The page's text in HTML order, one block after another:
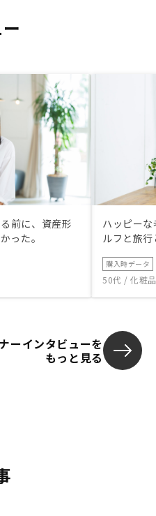
前に、資産形
った。
ハッピー
ルフと旅
購入時データ
50代 / 化粧
ーインタビューを
もっと見る